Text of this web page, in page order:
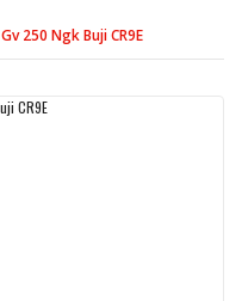
Gv 250 Ngk Buji CR9E